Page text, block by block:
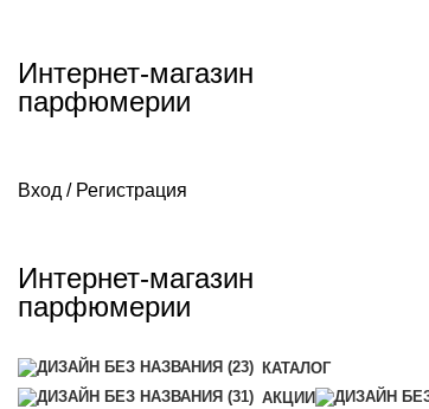
Интернет-магазин
парфюмерии
Вход / Регистрация
Интернет-магазин
парфюмерии
КАТАЛОГ
АКЦИИ